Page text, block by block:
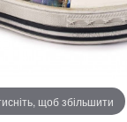
щоб збільшити